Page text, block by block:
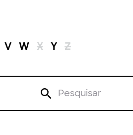
V W X Y Z